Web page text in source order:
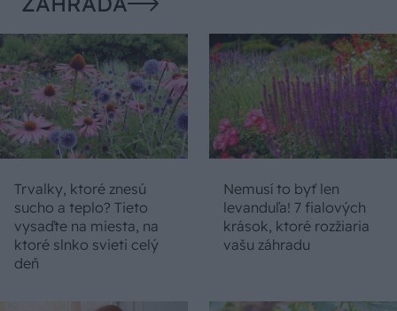
Trvalky, ktoré znesú
sucho a teplo? Tieto
vysaďte na miesta, na
ktoré slnko svieti celý
deň
Nemusí to byť len
levanduľa! 7 fialových
krások, ktoré rozžiaria
vašu záhradu